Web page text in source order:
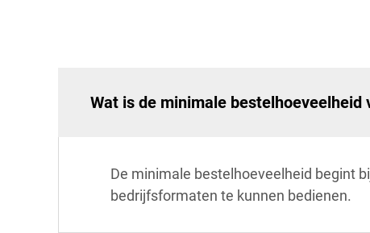
Wat is de minimale bestelhoeveelheid
De minimale bestelhoeveelheid begint
bedrijfsformaten te kunnen bedienen.